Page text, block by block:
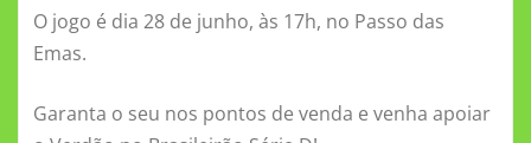
o
o
k
p g a
ni
m
O jogo é dia 28 de junho, às 17h, no Passo das
Emas.
Garanta o seu nos pontos de venda e venha apoiar